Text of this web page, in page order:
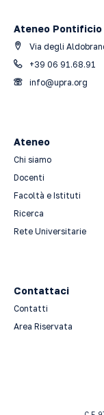
Ateneo Pontificio
Via degli
+39 06 91.68.91
info@upra.org
Ateneo
Chi siamo
Docenti
Facoltà e Istituti
Ricerca
Rete Universitarie
Contattaci
Contatti
Area Riservata